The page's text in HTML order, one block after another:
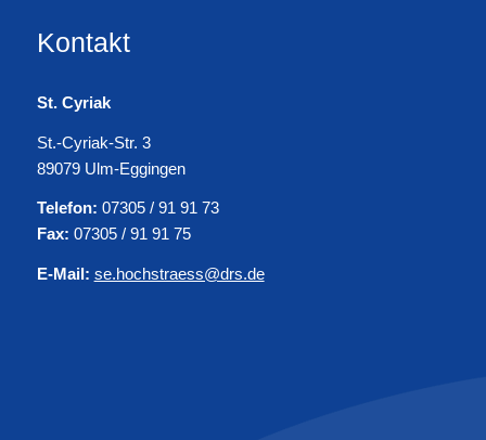
Kontakt
St. Cyriak
St.-Cyriak-Str. 3
89079 Ulm-Eggingen
Telefon: 07305 / 91 91 73
Fax: 07305 / 91 91 75
E-Mail: se.hochstraess@drs.de